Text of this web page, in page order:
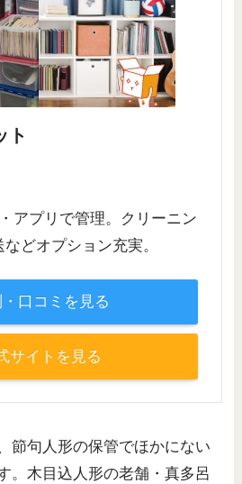
ト
アプリで管理。クリーニン
どオプション充実。
口コミを見る
サイトを見る
節句人形の保管でほかにない
。木目込人形の老舗・真多呂